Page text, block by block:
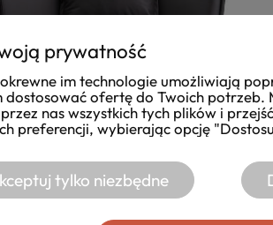
prywatność
im technologie umożliwiają
dostosować ofertę do Twoich potrzeb.
nas wszystkich tych plików i
preferencji, wybierając opcję
tylko niezbędne